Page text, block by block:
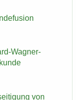
​Wagner-
von